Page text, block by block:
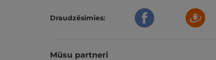
Draudzēsimies:
Mūsu partneri